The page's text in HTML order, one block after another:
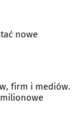
nowe
firm i mediów.